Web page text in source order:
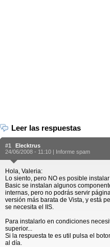
Leer las respuestas
#1
Elecktrus
24/06/2008 - 11:10 | Informe spam
Hola, Valeria:
Lo siento, pero NO es posible
Basic se instalan algunos
internas, pero no podrás servir
versión más barata de Vista, y está
se necesita el IIS.
Para instalarlo en condiciones
superior...
Si la respuesta te es util pulsa el
al día.